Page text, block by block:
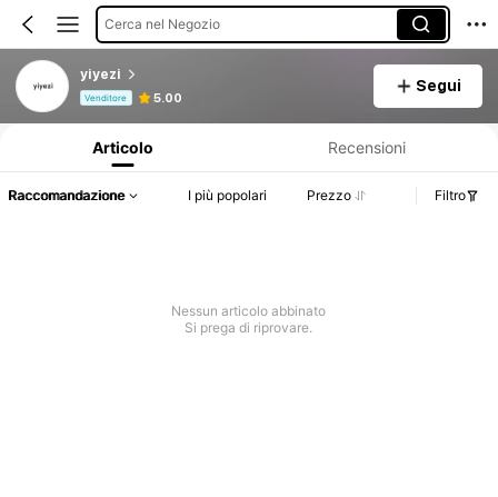
Cerca nel Negozio
yiyezi
Venditore 5.00
Segui
Articolo Recensioni
Raccomandazione I più popolari Prezzo Filtro
Nessun articolo abbinato
Si prega di riprovare.